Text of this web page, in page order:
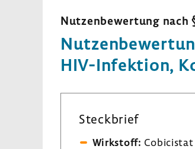
hier:
Nutzen­be­wer­tung nach
HIV-​Infektion,
Steck­brief
Wirk­stoff: Cobicistat